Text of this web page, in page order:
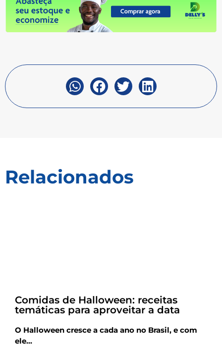
Relacionados
Comidas de Halloween: receitas
temáticas para aproveitar a data
O Halloween cresce a cada ano no Brasil, e com
ele...